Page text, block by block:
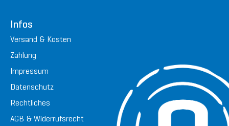
Infos
Versand & Kosten
Zahlung
Impressum
Datenschutz
Rechtliches
AGB & Widerrufsrecht